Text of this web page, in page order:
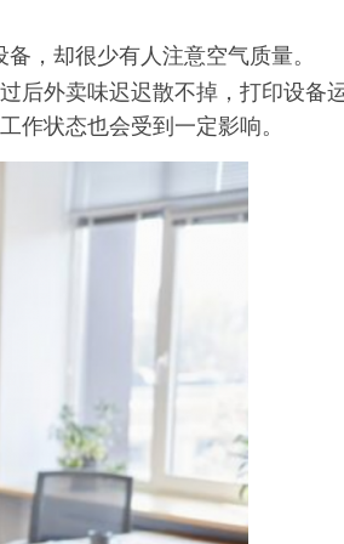
，却很少有人注意空气质量。
后外卖味迟迟散不掉，打印设备
作状态也会受到一定影响。